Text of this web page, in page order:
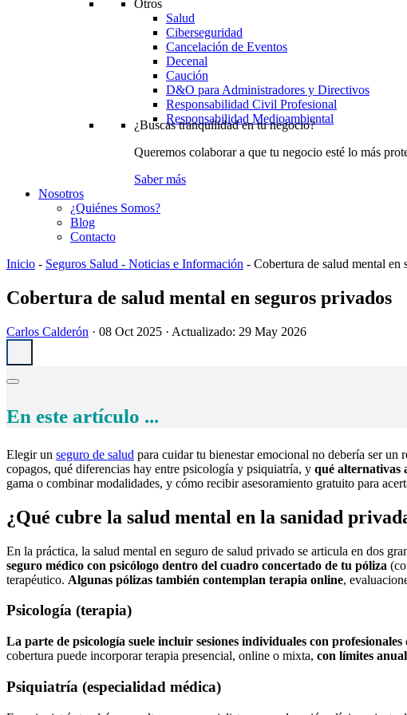
Otros
Salud
Ciberseguridad
Cancelación de Eventos
Decenal
Caución
D&O para Administradores y Directivos
Responsabilidad Civil Profesional
Responsabilidad Medioambiental
¿Buscas tranquilidad en tu negocio?
Queremos colaborar a que tu negocio esté lo más
Saber más
Nosotros
¿Quiénes Somos?
Blog
Contacto
Inicio - Seguros Salud - Noticias e Información - Cobertura de salud mental en
Cobertura de salud mental en seguros privados
Carlos Calderón · 08 Oct 2025 · Actualizado: 29 May 2026
En este artículo ...
Elegir un seguro de salud para cuidar tu bienestar emocional no debería ser
copagos, qué diferencias hay entre psicología y psiquiatría, y qué alternativas
gama o combinar modalidades, y cómo recibir asesoramiento gratuito para
¿Qué cubre la salud mental en la sanidad
En la práctica, la salud mental en seguro de salud privado se articula en dos
seguro médico con psicólogo dentro del cuadro concertado de tu póliza
terapéutico. Algunas pólizas también contemplan terapia online,
Psicología (terapia)
La parte de psicología suele incluir sesiones individuales con
cobertura puede incorporar terapia presencial, online o mixta, con límites
Psiquiatría (especialidad médica)